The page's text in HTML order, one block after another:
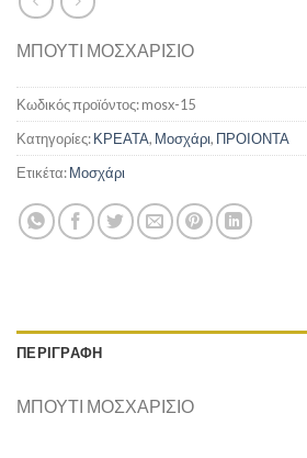
ΜΠΟΥΤΙ ΜΟΣΧΑΡΙΣΙΟ
Κωδικός προϊόντος:mosx-15
Κατηγορίες:ΚΡΕΑΤΑ, Μοσχάρι, ΠΡΟΙΟΝΤΑ
Ετικέτα:Μοσχάρι
ΠΕΡΙΓΡΑΦΉ
ΜΠΟΥΤΙ ΜΟΣΧΑΡΙΣΙΟ